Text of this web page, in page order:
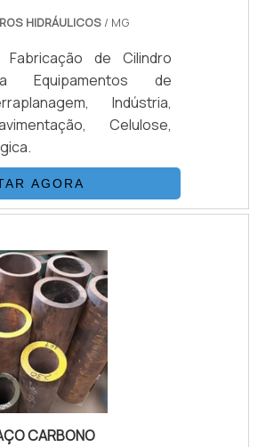
HIDRÁULICOS/ MG
de Cilindro
Equipamentos de
Indústria,
Celulose,
AGORA
CARBONO